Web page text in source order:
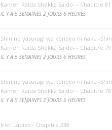
Kamen Raida Shokka Saido- - Chapitre 81
IL Y A 5 SEMAINES 2 JOURS 6 HEURES
Shin no yasuragi wa konoyo ni naku -Shin
Kamen Raida Shokka Saido- - Chapitre 79
IL Y A 5 SEMAINES 2 JOURS 6 HEURES
Shin no yasuragi wa konoyo ni naku -Shin
Kamen Raida Shokka Saido- - Chapitre 78
IL Y A 5 SEMAINES 2 JOURS 6 HEURES
Iron Ladies - Chapitre 338